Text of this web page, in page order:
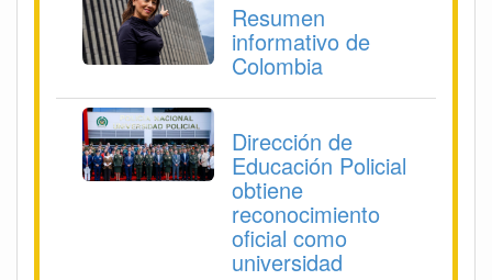
Resumen
informativo de
Colombia
Dirección de
Educación Policial
obtiene
reconocimiento
oficial como
universidad